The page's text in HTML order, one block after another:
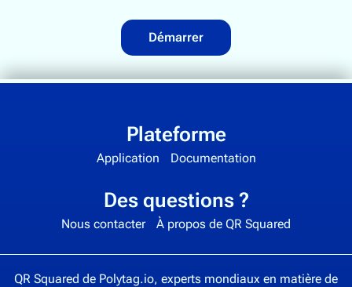
Démarrer
Plateforme
Application Documentation
Des questions ?
Nous contacter À propos de QR Squared
QR Squared de Polytag.io, experts mondiaux en matière de